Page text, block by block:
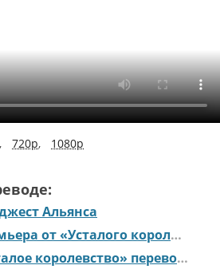
, 720p, 1080p
Альянса
«Усталого королевства»: «Теория аналогового домогательства»
королевство» переводит «Пять ночей с Фредди»